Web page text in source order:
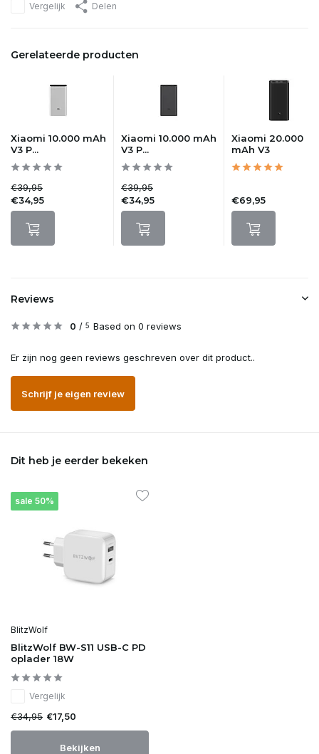
Vergelijk Delen
Gerelateerde producten
Xiaomi 10.000 mAh
V3 P...
€39,95
€34,95
Xiaomi 10.000 mAh
V3 P...
€39,95
€34,95
Xiaomi 20.000
mAh V3
€69,95
Reviews
0 / 5 Based on 0 reviews
Er zijn nog geen reviews geschreven over dit product..
Schrijf je eigen review
Dit heb je eerder bekeken
sale 50%
BlitzWolf
BlitzWolf BW-S11 USB-C PD
oplader 18W
Vergelijk
€34,95 €17,50
Bekijken